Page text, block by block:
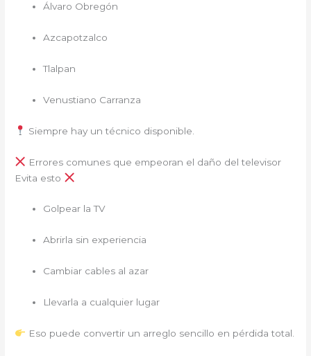
Álvaro Obregón
Azcapotzalco
Tlalpan
Venustiano Carranza
Siempre hay un técnico disponible.
Errores comunes que empeoran el daño del televisor
Evita esto
Golpear la TV
Abrirla sin experiencia
Cambiar cables al azar
Llevarla a cualquier lugar
Eso puede convertir un arreglo sencillo en pérdida total.